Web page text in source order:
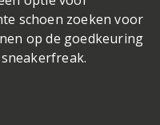
schoen zoeken voor
op de goedkeuring